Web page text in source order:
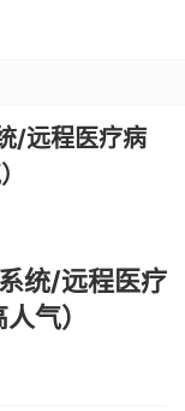
/远程医疗病
统/远程医疗
气）